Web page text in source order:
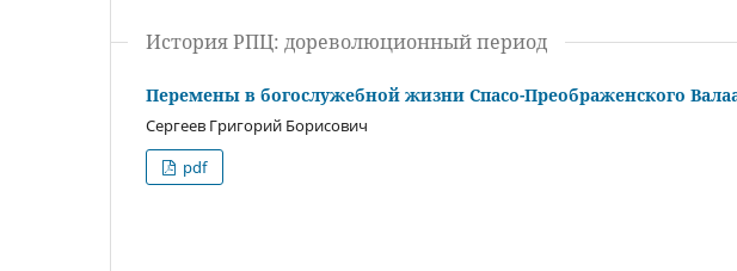
История РПЦ: дореволюционный период
Перемены в богослужебной жизни Спасо-Преображенского
Сергеев Григорий Борисович
pdf